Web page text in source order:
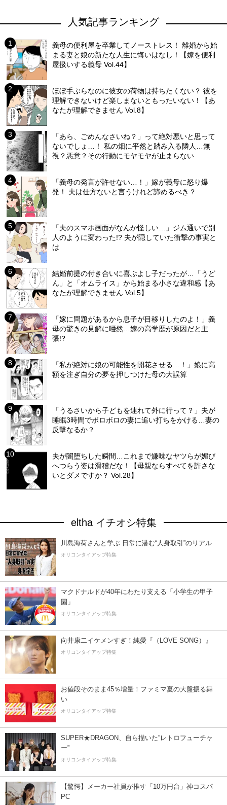
人気記事ランキング
義母の便利屋を卒業してノーストレス！ 離婚から始
まる妻と娘の新たな人生に悔いはなし！【嫁を便利
屋扱いする義母 Vol.44】
ほぼ手ぶらなのに彼女の荷物は持ちたくない？ 彼を
理解できないけど楽しまないともったいない！【あ
なたが理解できません Vol.8】
「あら、ごめんなさいね？」って絶対悪いと思って
ないでしょ…！ 私の畑に平然と踏み入る隣人…無
視？悪意？その行動にモヤモヤが止まらない
「義母の発言が許せない…！」嫁が義母に怒り爆
発！ 夫は仕方ないと言うけれど諦めるべき？
「夫のスマホ画面がなんか怪しい…」ジム通いで別
人のように変わった!? 夫が隠していた衝撃の事実と
は
結婚前提の付き合いに喜ぶよし子だったが…「うど
ん」と「オムライス」から始まる小さな違和感【あ
なたが理解できません Vol.5】
「嫁に問題があるから息子が目移りしたのよ！」義
母の驚きの見解に唖然…嫁の高学歴が原因だと主
張!?
「私が絶対に娘の可能性を開花させる…！」娘に高
額を注ぎ自分の夢を押しつけた母の大誤算
「うるさいから子どもを連れて外に行って？」夫が
睡眠3時間でボロボロの妻に追い打ちをかける…妻の
反撃なるか？
夫が闇堕ちした瞬間…これまで嫌味なヤツらが媚び
へつらう姿は滑稽だな！【母親ならすべてを許さな
いとダメですか？ Vol.28】
eltha イチオシ特集
川島海荷さんと学ぶ 日常に潜む“人身取引”のリアル
オリコンタイアップ特集
マクドナルドが40年にわたり支える「小学生の甲子
園」
オリコンタイアップ特集
向井康二イケメンすぎ！純愛『（LOVE SONG）』
オリコンタイアップ特集
お値段そのまま45％増量！ファミマ夏の大盤振る舞
い
オリコンタイアップ特集
SUPER★DRAGON、自ら描いた”レトロフューチャ
ー”
オリコンタイアップ特集
【驚愕】メーカー社員が推す「10万円台」神コスパ
PC